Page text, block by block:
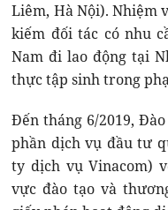
Liêm, Hà Nội). Nhiệm
kiếm đối tác có nhu
Nam đi lao động tại
thực tập sinh trong
Đến tháng 6/2019,
phần dịch vụ đầu tư
ty dịch vụ Vinacom)
vực đào tạo và